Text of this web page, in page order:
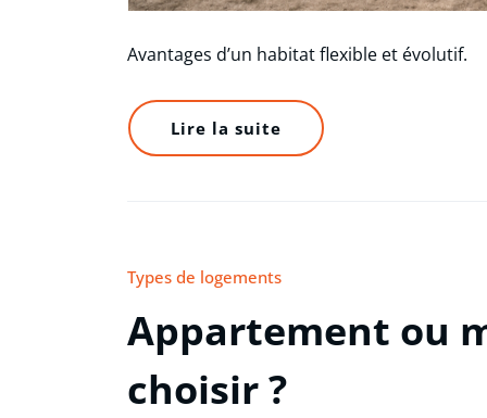
Avantages d’un habitat flexible et évolutif.
Lire la suite
Types de logements
Appartement ou
choisir ?